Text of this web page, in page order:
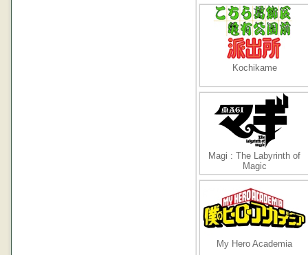
Kochikame
Magi : The Labyrinth of
Magic
My Hero Academia